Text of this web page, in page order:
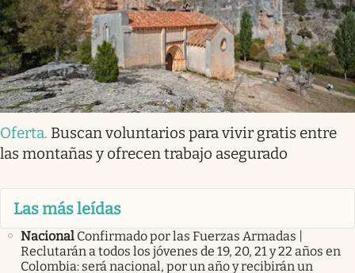
Oferta. Buscan voluntarios para vivir gratis entre
las montañas y ofrecen trabajo asegurado
Las más leídas
Nacional Confirmado por las Fuerzas Armadas |
Reclutarán a todos los jóvenes de 19, 20, 21 y 22 años en
Colombia: será nacional, por un año y recibirán un